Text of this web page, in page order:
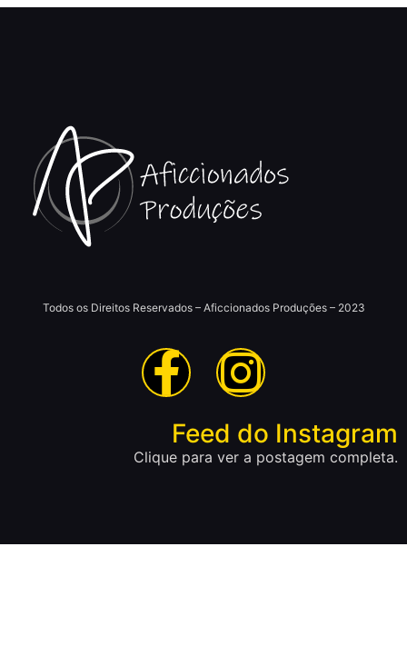
Todos os Direitos Reservados – Aficcionados Produções – 2023
Feed do Instagram
Clique para ver a postagem completa.